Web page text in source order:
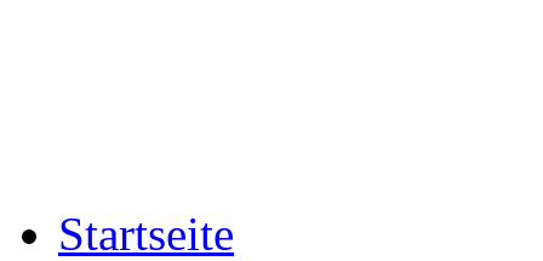
Startseite